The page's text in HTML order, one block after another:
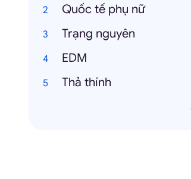
Quốc tế phụ nữ
Trạng nguyên
EDM
Thả thính